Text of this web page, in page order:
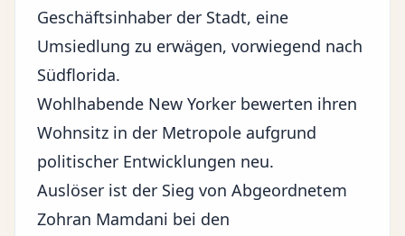
Geschäftsinhaber der Stadt, eine
Umsiedlung zu erwägen, vorwiegend nach
Südflorida.
Wohlhabende New Yorker bewerten ihren
Wohnsitz in der Metropole aufgrund
politischer Entwicklungen neu.
Auslöser ist der Sieg von Abgeordnetem
Zohran Mamdani bei den